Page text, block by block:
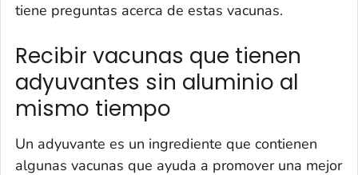
tiene preguntas acerca de estas vacunas.
Recibir vacunas que tienen
adyuvantes sin aluminio al
mismo tiempo
Un adyuvante es un ingrediente que contienen
algunas vacunas que ayuda a promover una mejor